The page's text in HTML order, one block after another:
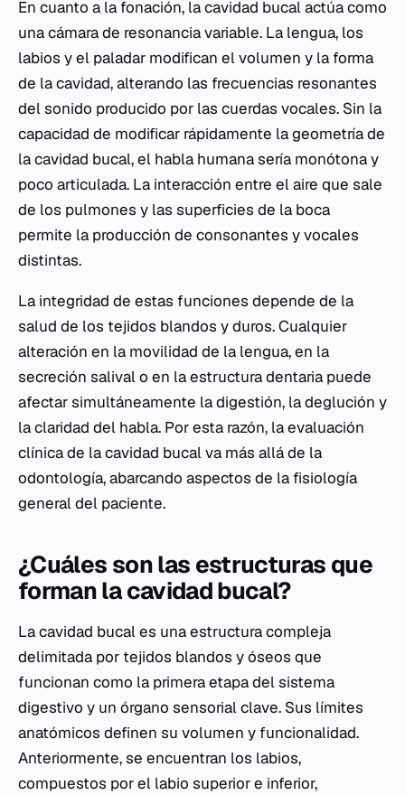
En cuanto a la fonación, la cavidad bucal actúa como
una cámara de resonancia variable. La lengua, los
labios y el paladar modifican el volumen y la forma
de la cavidad, alterando las frecuencias resonantes
del sonido producido por las cuerdas vocales. Sin la
capacidad de modificar rápidamente la geometría de
la cavidad bucal, el habla humana sería monótona y
poco articulada. La interacción entre el aire que sale
de los pulmones y las superficies de la boca
permite la producción de consonantes y vocales
distintas.
La integridad de estas funciones depende de la
salud de los tejidos blandos y duros. Cualquier
alteración en la movilidad de la lengua, en la
secreción salival o en la estructura dentaria puede
afectar simultáneamente la digestión, la deglución y
la claridad del habla. Por esta razón, la evaluación
clínica de la cavidad bucal va más allá de la
odontología, abarcando aspectos de la fisiología
general del paciente.
¿Cuáles son las estructuras que
forman la cavidad bucal?
La cavidad bucal es una estructura compleja
delimitada por tejidos blandos y óseos que
funcionan como la primera etapa del sistema
digestivo y un órgano sensorial clave. Sus límites
anatómicos definen su volumen y funcionalidad.
Anteriormente, se encuentran los labios,
compuestos por el labio superior e inferior,